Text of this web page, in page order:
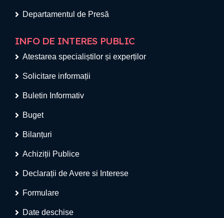
Departamentul de Presă
INFO DE INTERES PUBLIC
Atestarea specialiștilor și experților
Solicitare informații
Buletin Informativ
Buget
Bilanțuri
Achiziții Publice
Declarații de Avere si Interese
Formulare
Date deschise